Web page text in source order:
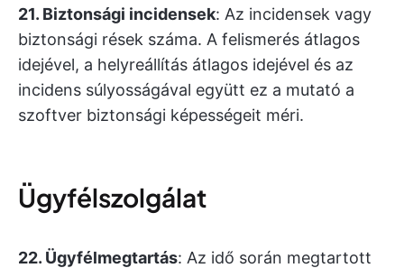
21. Biztonsági incidensek: Az incidensek vagy
biztonsági rések száma. A felismerés átlagos
idejével, a helyreállítás átlagos idejével és az
incidens súlyosságával együtt ez a mutató a
szoftver biztonsági képességeit méri.
Ügyfélszolgálat
22. Ügyfélmegtartás: Az idő során megtartott